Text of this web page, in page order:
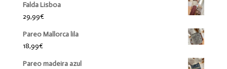
Falda Lisboa
29,99€
Pareo Mallorca lila
18,99€
Pareo madeira azul